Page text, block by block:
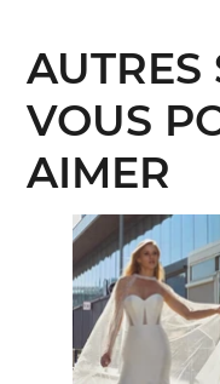
AUTRES
VOUS
AIMER